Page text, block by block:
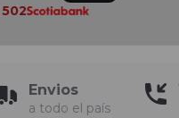
502
Envios
a todo el país